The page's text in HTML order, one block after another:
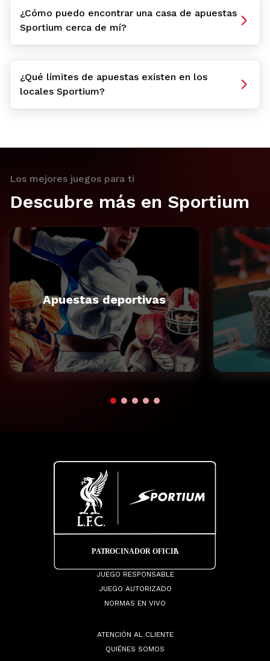
¿Cómo puedo encontrar una casa de apuestas
Sportium cerca de mí?
¿Qué límites de apuestas existen en los
locales Sportium?
Los mejores juegos para ti
Descubre más en Sportium
Apuestas deportivas
JUEGO RESPONSABLE
JUEGO AUTORIZADO
NORMAS EN VIVO
ATENCIÓN AL CLIENTE
QUIÉNES SOMOS